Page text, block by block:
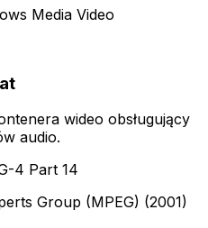
Media Video
wideo obsługujący
audio.
4 Part 14
Group (MPEG) (2001)